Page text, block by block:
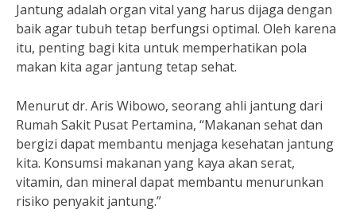
Jantung adalah organ vital yang harus dijaga dengan
baik agar tubuh tetap berfungsi optimal. Oleh karena
itu, penting bagi kita untuk memperhatikan pola
makan kita agar jantung tetap sehat.
Menurut dr. Aris Wibowo, seorang ahli jantung dari
Rumah Sakit Pusat Pertamina, “Makanan sehat dan
bergizi dapat membantu menjaga kesehatan jantung
kita. Konsumsi makanan yang kaya akan serat,
vitamin, dan mineral dapat membantu menurunkan
risiko penyakit jantung.”